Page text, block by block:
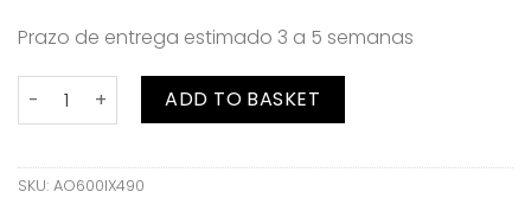
Prazo de entrega estimado 3 a 5 semanas
Cadeira Ratan quantityADD TO BASKET
SKU: AO600IX490